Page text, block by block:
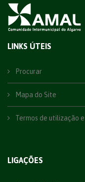
LINKS ÚTEIS
Procurar
Mapa do Site
Termos de utilização
LIGAÇÕES